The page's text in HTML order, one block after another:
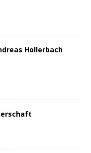
Hollerbach